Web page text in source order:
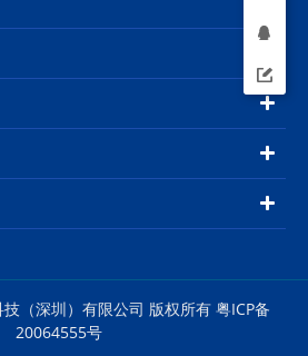
（深圳）有限公司 版权所有 粤ICP备
20064555号